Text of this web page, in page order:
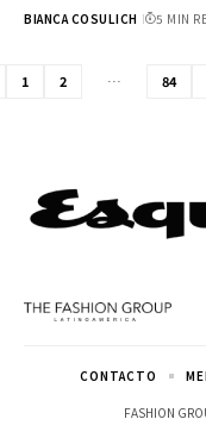
BIANCA COSULICH 5 MIN
1 2 … 84
FASHION
CONTACTO